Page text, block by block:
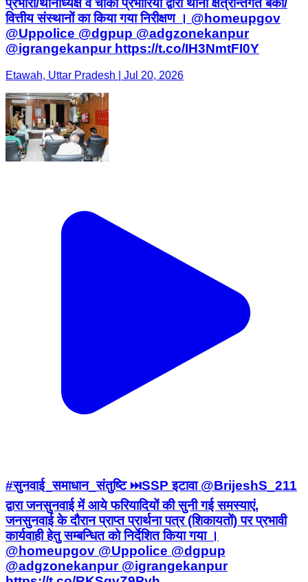
प्रभारी/थानाध्यक्ष व चौकी प्रभारियों द्वारा थाना क्षेत्रान्तर्गत बैंकों/
वित्तीय संस्थानों का किया गया निरीक्षण । @homeupgov
@Uppolice @dgpup @adgzonekanpur
@igrangekanpur https://t.co/IH3NmtFI0Y
Etawah, Uttar Pradesh | Jul 20, 2026
#सुनवाई_समाधान_संतुष्टि ⏭️SSP इटावा @BrijeshS_211
द्वारा जनसुनवाई में आये फरियादियों की सुनी गई समस्याएं,
जनसुनवाई के दौरान प्राप्त प्रार्थना पत्र (शिकायतों) पर प्रभावी
कार्यवाही हेतु सम्बन्धित को निर्देशित किया गया ।
@homeupgov @Uppolice @dgpup
@adgzonekanpur @igrangekanpur